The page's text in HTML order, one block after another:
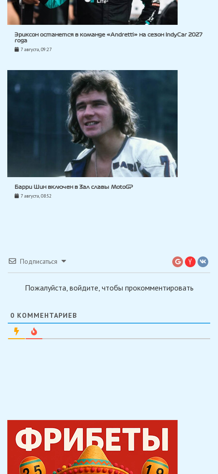
Эриксон останется в команде «Andretti» на сезон IndyCar 2027
года
7 августа, 09:27
Барри Шин включен в Зал славы MotoGP
7 августа, 08:52
Подписаться
Пожалуйста, войдите, чтобы прокомментировать
0 КОММЕНТАРИЕВ